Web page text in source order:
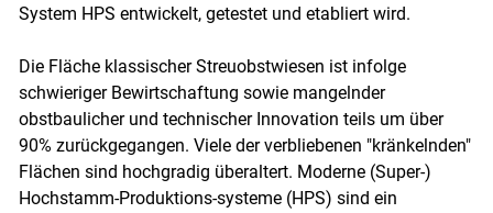
System HPS entwickelt, getestet und etabliert wird.
Die Fläche klassischer Streuobstwiesen ist infolge
schwieriger Bewirtschaftung sowie mangelnder
obstbaulicher und technischer Innovation teils um über
90% zurückgegangen. Viele der verbliebenen "kränkelnden"
Flächen sind hochgradig überaltert. Moderne (Super-)
Hochstamm-Produktions-systeme (HPS) sind ein